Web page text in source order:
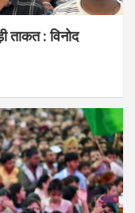
ताकत : विनोद